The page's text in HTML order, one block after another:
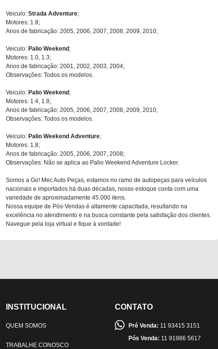
Veiculo: Strada Adventure;
Motores: 1.8;
Anos de fabricação: 2005, 2006, 2007, 2008, 2009, 2010;
Veiculo: Palio Weekend;
Motores: 1.0, 1.3;
Anos de fabricação: 2001, 2002, 2003, 2004;
Observações: Todos os modelos.
Veiculo: Palio Weekend;
Motores: 1.4, 1.8;
Anos de fabricação: 2005, 2006, 2007, 2008, 2009, 2010;
Observações: Todos os modelos.
Veiculo: Palio Weekend Adventure;
Motores: 1.8;
Anos de fabricação: 2005, 2006, 2007, 2008;
Observações: Não se aplica ao Palio Weekend Adventure Locker.
Somos a Go! Mec Auto Peças, estamos no ramo de autopeças para veículos
nacionais e importados há duas décadas, nosso estoque conta com uma
variedade de aproximadamente 45.000 itens.
Nossa equipe de Pós-Vendas é altamente capacitada, resultando na
excelência no atendimento e na busca constante pela satisfação dos clientes.
Navegue pela loja virtual e fique à vontade!
INSTITUCIONAL
QUEM SOMOS
TRABALHE CONOSCO
CONTATO
Pré Venda: 11 93415 3151
Pós Venda: 11 91986 5617